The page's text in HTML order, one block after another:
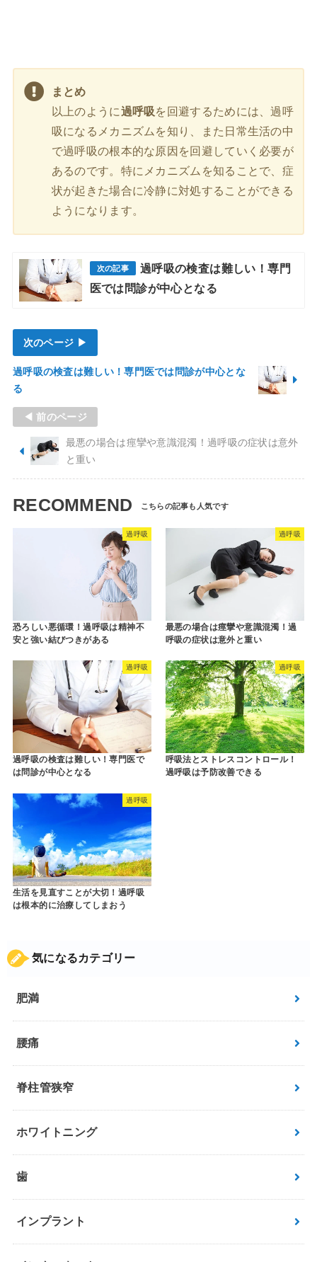
まとめ
以上のように過呼吸を回避するためには、過呼
吸になるメカニズムを知り、また日常生活の中
で過呼吸の根本的な原因を回避していく必要が
あるのです。特にメカニズムを知ることで、症
状が起きた場合に冷静に対処することができる
ようになります。
過呼吸の検査は難しい！専門
医では問診が中心となる
次のページ ▶
過呼吸の検査は難しい！専門医では問診が中心とな
る
◀ 前のページ
最悪の場合は痙攣や意識混濁！過呼吸の症状は意外
と重い
RECOMMEND
過呼吸
恐ろしい悪循環！過呼吸は精神不
安と強い結びつきがある
過呼吸
最悪の場合は痙攣や意識混濁！過
呼吸の症状は意外と重い
過呼吸
過呼吸の検査は難しい！専門医で
は問診が中心となる
過呼吸
呼吸法とストレスコントロール！
過呼吸は予防改善できる
過呼吸
生活を見直すことが大切！過呼吸
は根本的に治療してしまおう
気になるカテゴリー
肥満
腰痛
脊柱管狭窄
ホワイトニング
歯
インプラント